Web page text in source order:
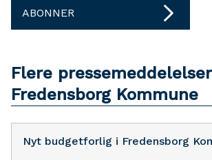
ABONNER
Flere
Fredensborg Kommune
Nyt budgetforlig i Fredensborg